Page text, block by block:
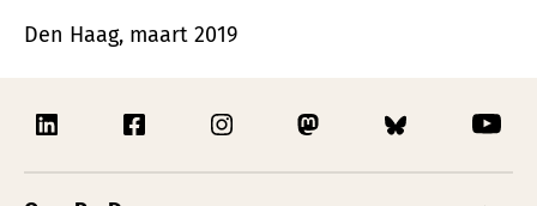
Den Haag, maart 2019